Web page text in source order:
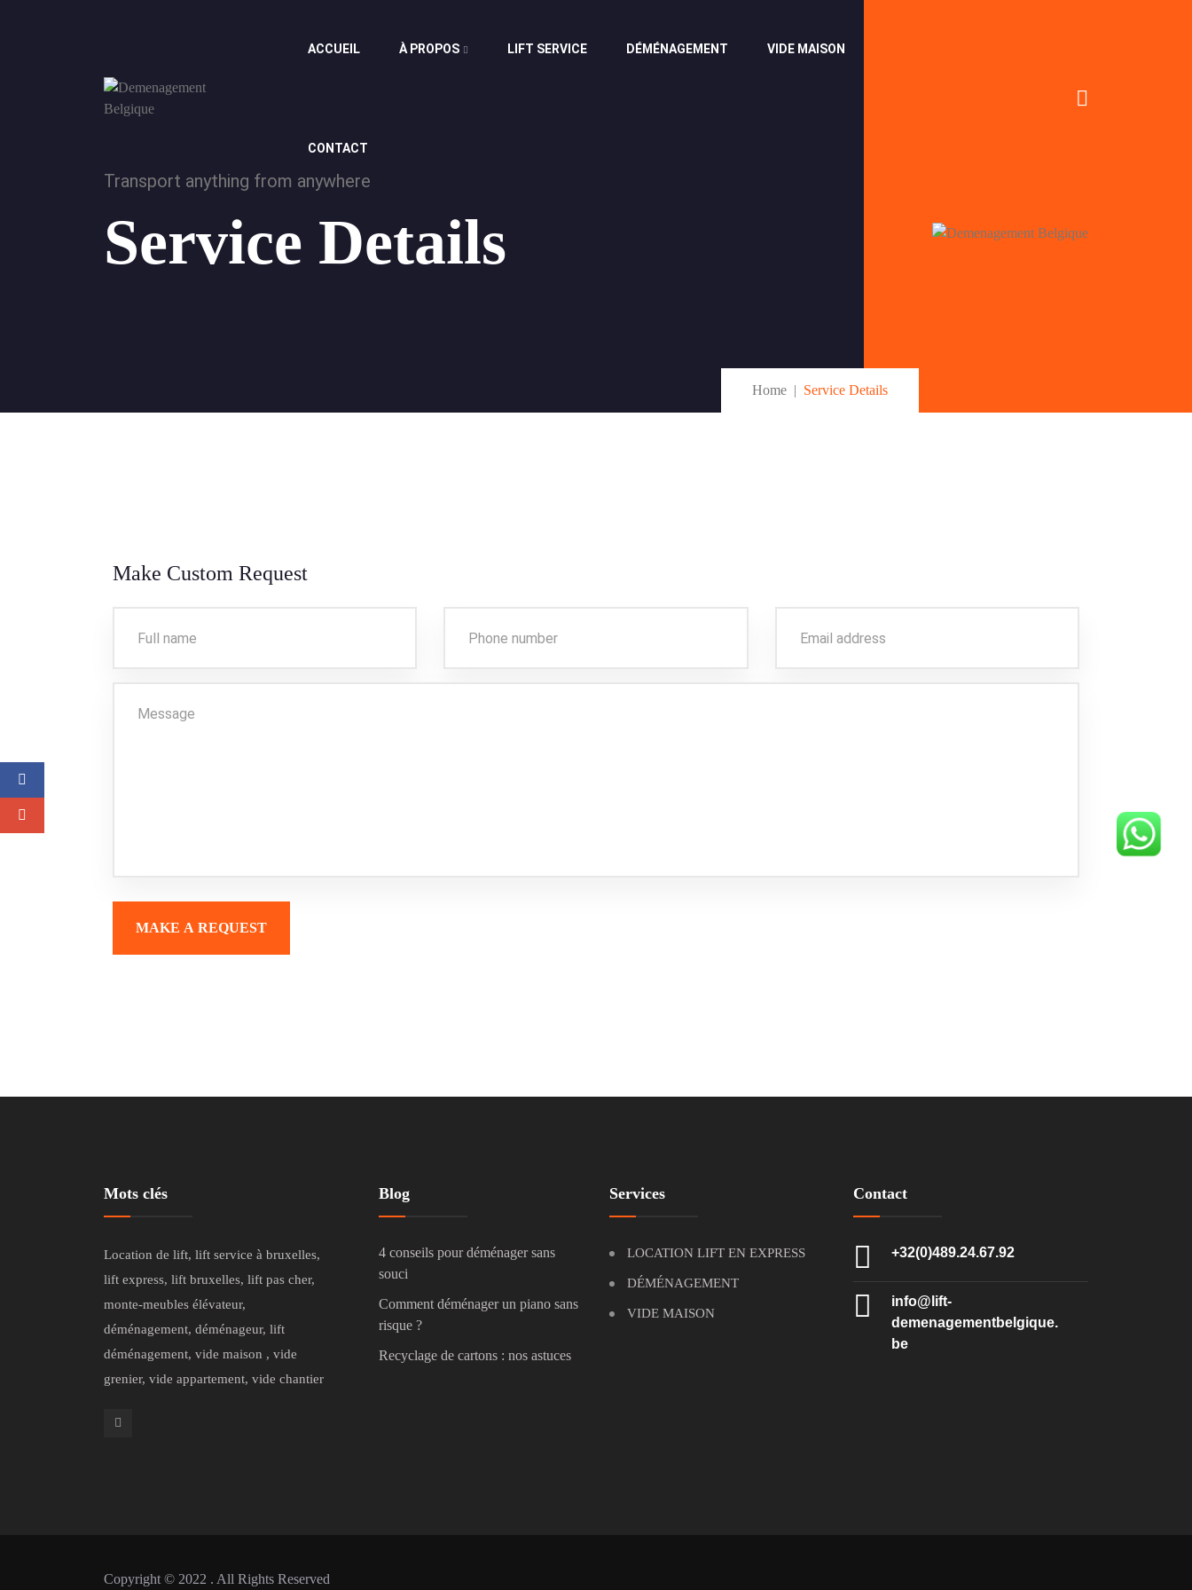
ACCUEIL À PROPOS LIFT SERVICE DÉMÉNAGEMENT VIDE MAISON
CONTACT
Home Service Details
Transport anything from anywhere
Service Details
Make Custom Request
MAKE A REQUEST
Mots clés
Location de lift, lift service à bruxelles,
lift express, lift bruxelles, lift pas cher,
monte-meubles élévateur,
déménagement, déménageur, lift
déménagement, vide maison , vide
grenier, vide appartement, vide chantier
Blog
4 conseils pour déménager sans
souci
Comment déménager un piano sans
risque ?
Recyclage de cartons : nos astuces
Services
LOCATION LIFT EN EXPRESS
DÉMÉNAGEMENT
VIDE MAISON
Contact
+32(0)489.24.67.92
info@lift-
demenagementbelgique.
be
Copyright © 2022 . All Rights Reserved